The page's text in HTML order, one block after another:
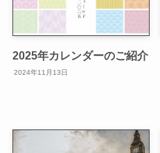
2025年カレンダーのご紹介
2024年11月13日